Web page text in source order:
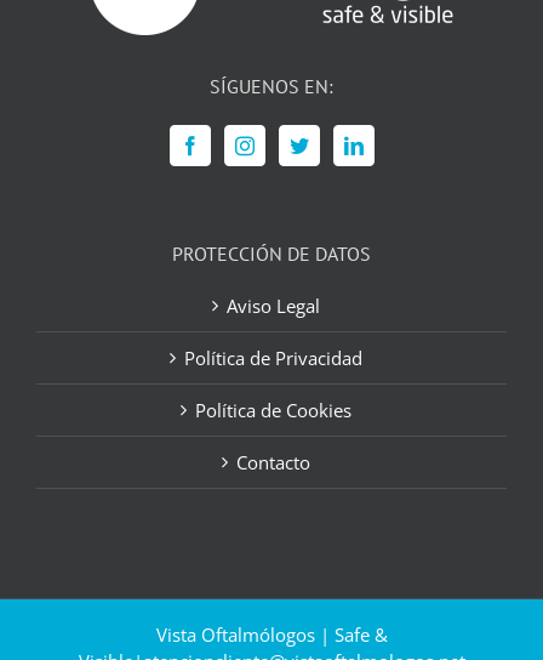
SÍGUENOS EN:
PROTECCIÓN DE DATOS
Aviso Legal
Política de Privacidad
Política de Cookies
Contacto
Vista Oftalmólogos | Safe &